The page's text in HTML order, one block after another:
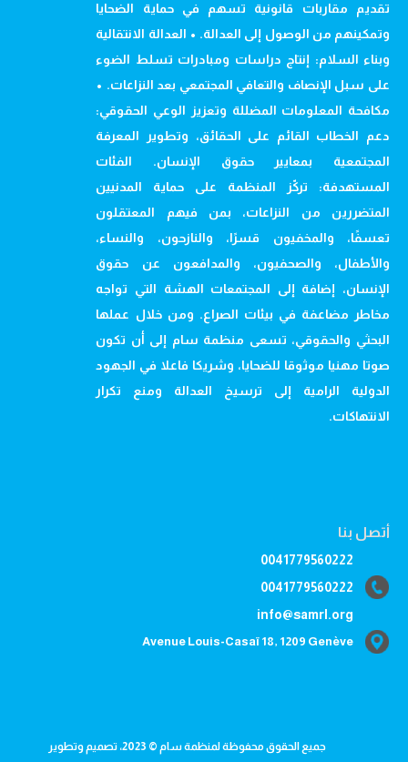
تقديم مقاربات قانونية تسهم في حماية الضحايا
وتمكينهم من الوصول إلى العدالة. • العدالة الانتقالية
وبناء السلام: إنتاج دراسات ومبادرات تسلط الضوء
على سبل الإنصاف والتعافي المجتمعي بعد النزاعات. •
مكافحة المعلومات المضللة وتعزيز الوعي الحقوقي:
دعم الخطاب القائم على الحقائق، وتطوير المعرفة
المجتمعية بمعايير حقوق الإنسان. الفئات
المستهدفة: تركّز المنظمة على حماية المدنيين
المتضررين من النزاعات، بمن فيهم المعتقلون
تعسفًا، والمخفيون قسرًا، والنازحون، والنساء،
والأطفال، والصحفيون، والمدافعون عن حقوق
الإنسان، إضافة إلى المجتمعات الهشة التي تواجه
مخاطر مضاعفة في بيئات الصراع. ومن خلال عملها
البحثي والحقوقي، تسعى منظمة سام إلى أن تكون
صوتا مهنيا موثوقا للضحايا، وشريكا فاعلا في الجهود
الدولية الرامية إلى ترسيخ العدالة ومنع تكرار
الانتهاكات.
أتصل بنا
0041779560222
0041779560222
info@samrl.org
Avenue Louis-Casaï 18, 1209 Genève
جميع الحقوق محفوظة لمنظمة سام © 2023، تصميم وتطوير